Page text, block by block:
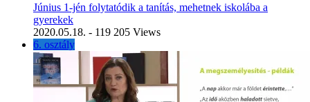
Június 1-jén folytatódik a tanítás, mehetnek iskolába a
gyerekek
2020.05.18. - 119 205 Views
6. osztály